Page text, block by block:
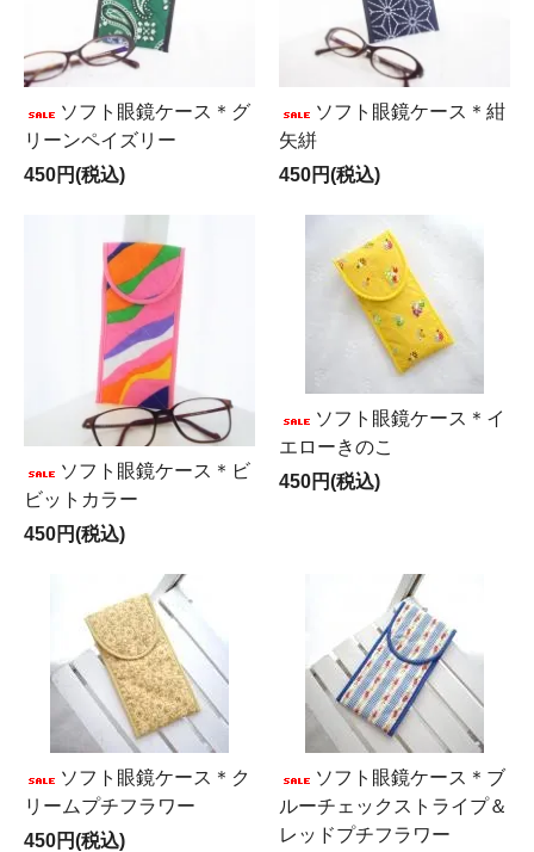
ソフト眼鏡ケース＊グ
リーンペイズリー
450円(税込)
ソフト眼鏡ケース＊紺
矢絣
450円(税込)
ソフト眼鏡ケース＊ビ
ビットカラー
450円(税込)
ソフト眼鏡ケース＊イ
エローきのこ
450円(税込)
ソフト眼鏡ケース＊ク
リームプチフラワー
450円(税込)
ソフト眼鏡ケース＊ブ
ルーチェックストライプ＆
レッドプチフラワー